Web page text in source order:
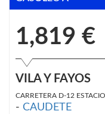
1,819 €
VILA Y FAYOS
CARRETERA D-12
- CAUDETE